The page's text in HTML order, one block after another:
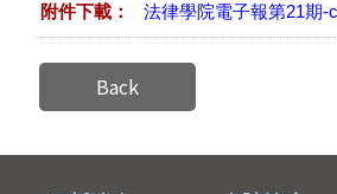
附件下載： 法律學院電子報第21期-
Back